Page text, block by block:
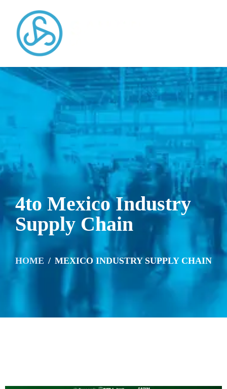
4to Mexico Industry
Supply Chain
HOME MEXICO INDUSTRY SUPPLY CHAIN